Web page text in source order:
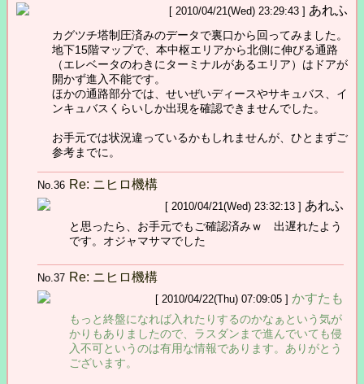
[ 2010/04/21(Wed) 23:29:43 ] あれふ
カグツチ塔制圧済みのデータで裏口から回ってみました。
地下15階マップで、本中枢エリアから北側に伸びる通路
（エレベータのわきにターミナルがあるエリア）はドアが
開かず進入不能です。
ほかの通路部分では、せいぜいディースやサキュバス、イ
ンキュバスくらいしか出現を確認できませんでした。
お手元では状況違っているかもしれませんが、ひとまずご
参考までに。
No.36 Re: ニヒロ機構
[ 2010/04/21(Wed) 23:32:13 ] あれふ
と思ったら、お手元でもご確認済みｗ 出遅れたよう
です。オジャマサマでした
No.37 Re: ニヒロ機構
[ 2010/04/22(Thu) 07:09:05 ] かすたも
もっと終盤になれば入れたりするのかなぁという気が
かりもありましたので、ラスダンまで進んでいても侵
入不可というのは有用な情報であります。ありがとう
ございます。